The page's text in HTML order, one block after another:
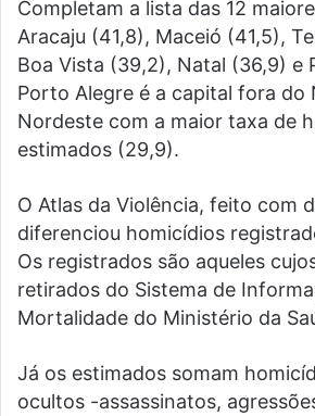
Completam a lista das 12
Aracaju (41,8), Maceió (41,5),
Boa Vista (39,2), Natal (36,9) e
Porto Alegre é a capital fora do
Nordeste com a maior taxa de
estimados (29,9).
O Atlas da Violência, feito com
diferenciou homicídios
Os registrados são aqueles
retirados do Sistema de
Mortalidade do Ministério da
Já os estimados somam
ocultos -assassinatos,